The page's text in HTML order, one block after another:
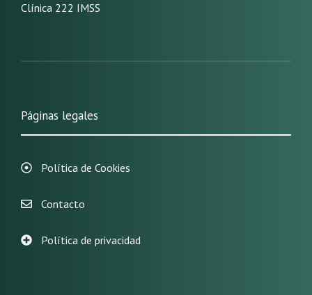
Clínica 222 IMSS
Páginas legales
Política de Cookies
Contacto
Política de privacidad